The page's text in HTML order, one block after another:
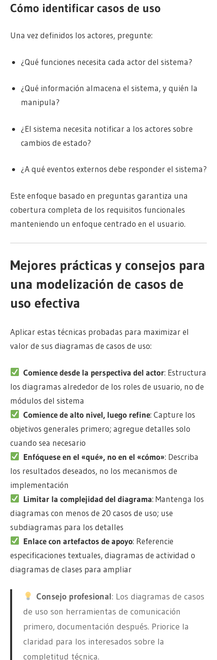
Cómo identificar casos de uso
Una vez definidos los actores, pregunte:
¿Qué funciones necesita cada actor del sistema?
¿Qué información almacena el sistema, y quién la
manipula?
¿El sistema necesita notificar a los actores sobre
cambios de estado?
¿A qué eventos externos debe responder el sistema?
Este enfoque basado en preguntas garantiza una
cobertura completa de los requisitos funcionales
manteniendo un enfoque centrado en el usuario.
Mejores prácticas y consejos para
una modelización de casos de
uso efectiva
Aplicar estas técnicas probadas para maximizar el
valor de sus diagramas de casos de uso:
Comience desde la perspectiva del actor: Estructura
los diagramas alrededor de los roles de usuario, no de
módulos del sistema
Comience de alto nivel, luego refine: Capture los
objetivos generales primero; agregue detalles solo
cuando sea necesario
Enfóquese en el «qué», no en el «cómo»: Describa
los resultados deseados, no los mecanismos de
implementación
Limitar la complejidad del diagrama: Mantenga los
diagramas con menos de 20 casos de uso; use
subdiagramas para los detalles
Enlace con artefactos de apoyo: Referencie
especificaciones textuales, diagramas de actividad o
diagramas de clases para ampliar
Consejo profesional: Los diagramas de casos
de uso son herramientas de comunicación
primero, documentación después. Priorice la
claridad para los interesados sobre la
completitud técnica.